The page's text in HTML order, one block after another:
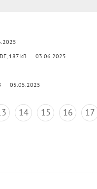
187 kB 03.06.2025
05.05.2025
14 15 16 17